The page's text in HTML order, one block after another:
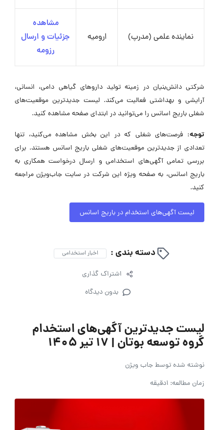
نماینده علمی (مدرپ) ارومیه
مشاهده
جزئیات و ارسال
رزومه
شرکتی دانش‌بنیان در زمینه تولید داروهای گیاهی دامی، انسانی،
آرایشی و بهداشتی فعالیت می‌کند. لیست جدیدترین موقعیت‌های
شغلی باریج اسانس را می‌توانید در ابتدای صفحه مشاهده کنید.
توجه: فرصت‌های شغلی که در این بخش مشاهده می‌کنید، تنها
تعدادی از جدیدترین موقعیت‌های شغلی باریج اسانس هستند. برای
بررسی تمامی آگهی‌های استخدامی و ارسال درخواست همکاری به
باریج اسانس، به صفحه ویژه این شرکت در سایت جاب‌ویژن مراجعه
کنید.
لیست آگهی‌های استخدام در باریج اسانس
دسته بندی : اخبار استخدامی
اشتراک گذاری
بدون دیدگاه
لیست جدیدترین آگهی‌های استخدام
گروه توسعه بوتان | ۱۷ تیر ۱۴۰۵
نوشته شده توسطجاب ویژن
زمان مطالعه: 1دقیقه